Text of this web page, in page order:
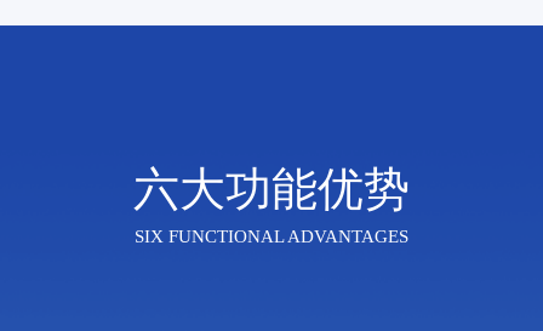
六大功能优势
SIX FUNCTIONAL ADVANTAGES